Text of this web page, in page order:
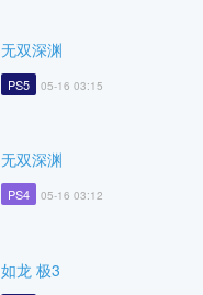
无双深渊
PS5 05-16 03:15
无双深渊
PS4 05-16 03:12
如龙 极3